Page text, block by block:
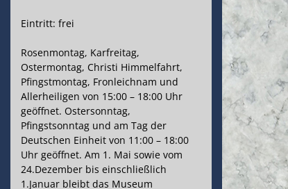
Eintritt: frei
Rosenmontag, Karfreitag,
Ostermontag, Christi Himmelfahrt,
Pfingstmontag, Fronleichnam und
Allerheiligen von 15:00 – 18:00 Uhr
geöffnet. Ostersonntag,
Pfingstsonntag und am Tag der
Deutschen Einheit von 11:00 – 18:00
Uhr geöffnet. Am 1. Mai sowie vom
24.Dezember bis einschließlich
1.Januar bleibt das Museum